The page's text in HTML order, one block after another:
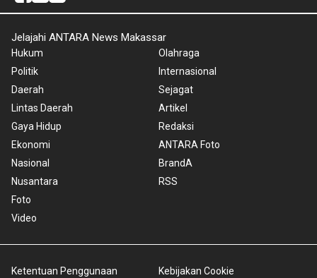
Jelajahi ANTARA News Makassar
Hukum
Politik
Daerah
Lintas Daerah
Gaya Hidup
Ekonomi
Nasional
Nusantara
Foto
Video
Olahraga
Internasional
Sejagat
Artikel
Redaksi
ANTARA Foto
BrandA
RSS
Ketentuan Penggunaan Kebijakan Cookie